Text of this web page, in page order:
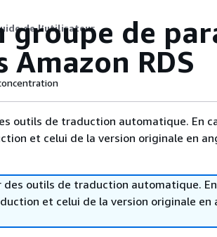
de l’utilisateur
groupe de
Amazon RDS
outils de traduction automatique. En
et celui de la version originale en
outils de traduction automatique.
et celui de la version originale en